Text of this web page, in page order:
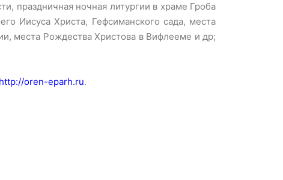
праздничная ночная литургии в храме Гроба
Иисуса Христа, Гефсиманского сада, места
места Рождества Христова в Вифлееме и др;
http://oren-eparh.ru.